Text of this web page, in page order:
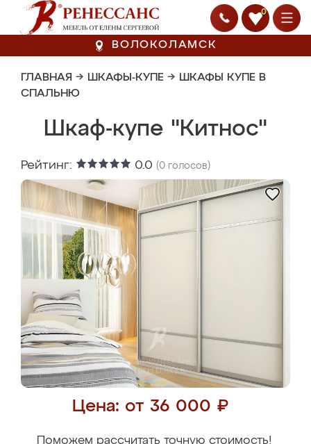
0
ВОЛОКОЛАМСК
ГЛАВНАЯ → ШКАФЫ-КУПЕ → ШКАФЫ КУПЕ В
СПАЛЬНЮ
Шкаф-купе "Китнос"
Рейтинг: 0.0 (0 голосов)
Цена: от 36 000 ₽
Поможем рассчитать точную стоимость!